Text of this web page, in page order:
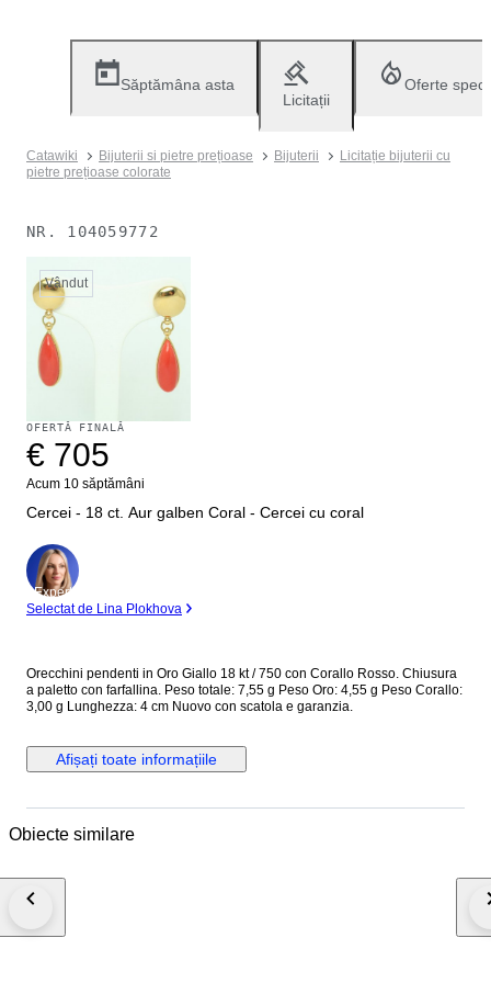
Săptămâna asta
Licitații
Oferte
Catawiki Bijuterii si pietre prețioase Bijuterii
Licitație bijuterii cu
pietre prețioase colorate
NR. 104059772
Vândut
OFERTĂ FINALĂ
€ 705
Acum 10 săptămâni
Cercei - 18 ct. Aur galben Coral - Cercei cu coral
Expert
Selectat de Lina Plokhova
Orecchini pendenti in Oro Giallo 18 kt / 750 con Corallo Rosso. Chiusura
a paletto con farfallina. Peso totale: 7,55 g Peso Oro: 4,55 g Peso Corallo:
3,00 g Lunghezza: 4 cm Nuovo con scatola e garanzia.
Afișați toate informațiile
Obiecte similare